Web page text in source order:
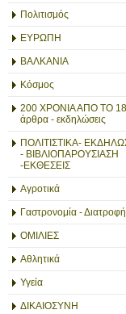
Πολιτισμός
ΕΥΡΩΠΗ
ΒΑΛΚΑΝΙΑ
Κόσμος
200 ΧΡΟΝΙΑ ΑΠΟ ΤΟ
άρθρα - εκδηλώσεις
ΠΟΛΙΤΙΣΤΙΚΑ-
- ΒΙΒΛΙΟΠΑΡΟΥΣΙΑΣΗ
-ΕΚΘΕΣΕΙΣ
Αγροτικά
Γαστρονομία - Διατροφή
ΟΜΙΛΙΕΣ
Αθλητικά
Υγεία
ΔΙΚΑΙΟΣΥΝΗ